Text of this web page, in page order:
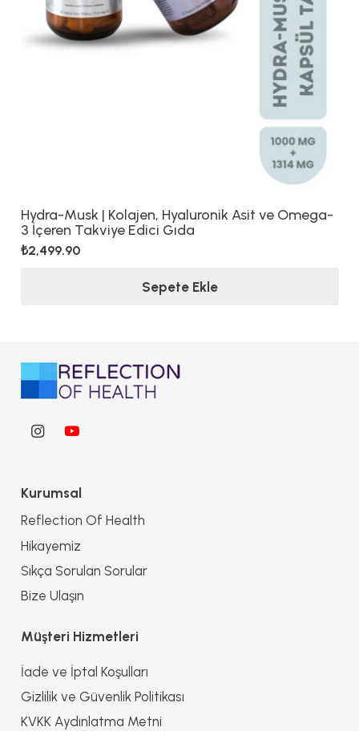
Hydra-Musk | Kolajen, Hyaluronik Asit ve Omega-
3 İçeren Takviye Edici Gıda
₺2,499.90
Sepete Ekle
Kurumsal
Reflection Of Health
Hikayemiz
Sıkça Sorulan Sorular
Bize Ulaşın
Müşteri Hizmetleri
İade ve İptal Koşulları
Gizlilik ve Güvenlik Politikası
KVKK Aydınlatma Metni